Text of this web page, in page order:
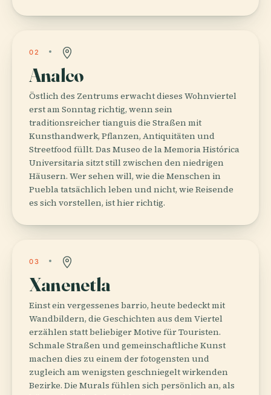
02
Analco
Östlich des Zentrums erwacht dieses Wohnviertel
erst am Sonntag richtig, wenn sein
traditionsreicher tianguis die Straßen mit
Kunsthandwerk, Pflanzen, Antiquitäten und
Streetfood füllt. Das Museo de la Memoria Histórica
Universitaria sitzt still zwischen den niedrigen
Häusern. Wer sehen will, wie die Menschen in
Puebla tatsächlich leben und nicht, wie Reisende
es sich vorstellen, ist hier richtig.
03
Xanenetla
Einst ein vergessenes barrio, heute bedeckt mit
Wandbildern, die Geschichten aus dem Viertel
erzählen statt beliebiger Motive für Touristen.
Schmale Straßen und gemeinschaftliche Kunst
machen dies zu einem der fotogensten und
zugleich am wenigsten geschniegelt wirkenden
Bezirke. Die Murals fühlen sich persönlich an, als